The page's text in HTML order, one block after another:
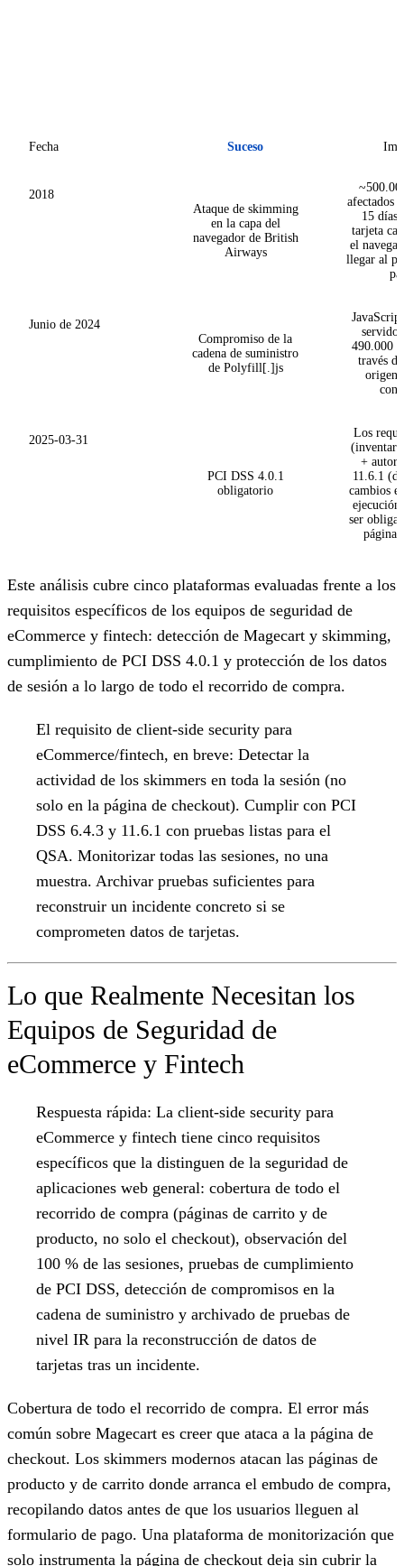
Fecha Suceso
2018
Ataque de skimming
en la capa del
navegador de British
Airways
afectados
15 días;
tarjeta
el
llegar al
Junio de 2024
Compromiso de la
cadena de suministro
de Polyfill[.]js
servido
490.000
través
origen
2025-03-31
PCI DSS 4.0.1
obligatorio
Los
+
11.6.1
cambios
ser
Este análisis cubre cinco plataformas evaluadas frente a los
requisitos específicos de los equipos de seguridad de
eCommerce y fintech: detección de Magecart y skimming,
cumplimiento de PCI DSS 4.0.1 y protección de los datos
de sesión a lo largo de todo el recorrido de compra.
El requisito de client-side security para
eCommerce/fintech, en breve: Detectar la
actividad de los skimmers en toda la sesión (no
solo en la página de checkout). Cumplir con PCI
DSS 6.4.3 y 11.6.1 con pruebas listas para el
QSA. Monitorizar todas las sesiones, no una
muestra. Archivar pruebas suficientes para
reconstruir un incidente concreto si se
comprometen datos de tarjetas.
Lo que Realmente Necesitan los
Equipos de Seguridad de
eCommerce y Fintech
Respuesta rápida: La client-side security para
eCommerce y fintech tiene cinco requisitos
específicos que la distinguen de la seguridad de
aplicaciones web general: cobertura de todo el
recorrido de compra (páginas de carrito y de
producto, no solo el checkout), observación del
100 % de las sesiones, pruebas de cumplimiento
de PCI DSS, detección de compromisos en la
cadena de suministro y archivado de pruebas de
nivel IR para la reconstrucción de datos de
tarjetas tras un incidente.
Cobertura de todo el recorrido de compra. El error más
común sobre Magecart es creer que ataca a la página de
checkout. Los skimmers modernos atacan las páginas de
producto y de carrito donde arranca el embudo de compra,
recopilando datos antes de que los usuarios lleguen al
formulario de pago. Una plataforma de monitorización que
solo instrumenta la página de checkout deja sin cubrir la